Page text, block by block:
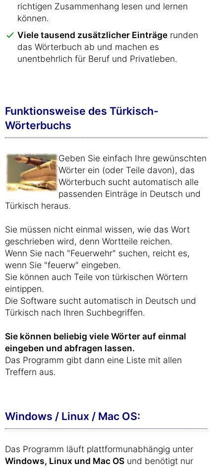
richtigen Zusammenhang lesen und lernen
können.
Viele tausend zusätzlicher Einträge runden
das Wörterbuch ab und machen es
unentbehrlich für Beruf und Privatleben.
Funktionsweise des Türkisch-
Wörterbuchs
Geben Sie einfach Ihre gewünschten
Wörter ein (oder Teile davon), das
Wörterbuch sucht automatisch alle
passenden Einträge in Deutsch und
Türkisch heraus.
Sie müssen nicht einmal wissen, wie das Wort
geschrieben wird, denn Wortteile reichen.
Wenn Sie nach "Feuerwehr" suchen, reicht es,
wenn Sie "feuerw" eingeben.
Sie können auch Teile von türkischen Wörtern
eintippen.
Die Software sucht automatisch in Deutsch und
Türkisch nach Ihren Suchbegriffen.
Sie können beliebig viele Wörter auf einmal
eingeben und abfragen lassen.
Das Programm gibt dann eine Liste mit allen
Treffern aus.
Windows / Linux / Mac OS:
Das Programm läuft plattformunabhängig unter
Windows, Linux und Mac OS und benötigt nur